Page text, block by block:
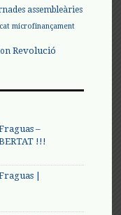
assembleàries
microfinançament
Revolució
–
!!!
|